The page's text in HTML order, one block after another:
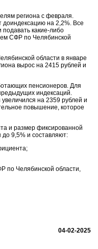
региона с февраля.
доиндексацию на 2,2%. Все
какие-либо
СФР по Челябинской
области в январе
вырос на 2415 рублей и
пенсионеров. Для
индексаций.
на 2359 рублей и
повышение, которое
и размер фиксированной
9,5% и составляют:
по Челябинской области,
04-02-2025